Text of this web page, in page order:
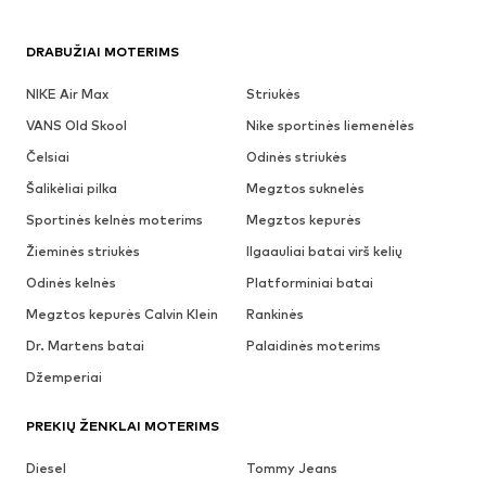
DRABUŽIAI MOTERIMS
NIKE Air Max
Striukės
VANS Old Skool
Nike sportinės liemenėlės
Čelsiai
Odinės striukės
Šalikėliai pilka
Megztos suknelės
Sportinės kelnės moterims
Megztos kepurės
Žieminės striukės
Ilgaauliai batai virš kelių
Odinės kelnės
Platforminiai batai
Megztos kepurės Calvin Klein
Rankinės
Dr. Martens batai
Palaidinės moterims
Džemperiai
PREKIŲ ŽENKLAI MOTERIMS
Diesel Tommy Jeans